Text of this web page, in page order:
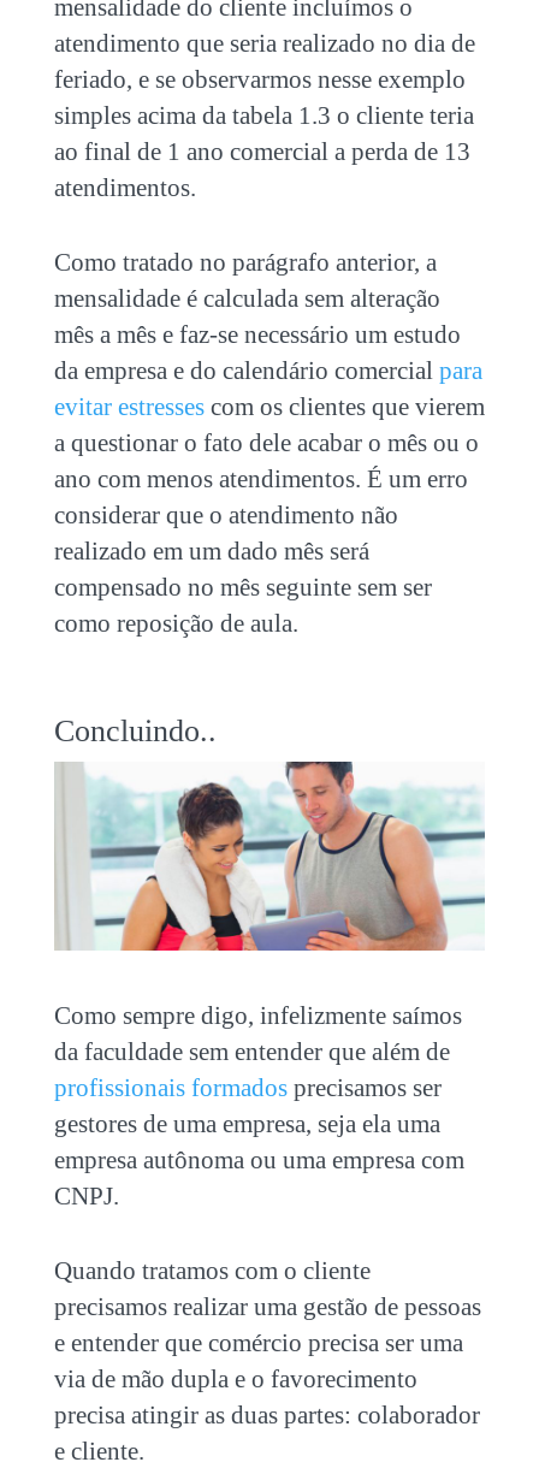
mensalidade do cliente incluímos o
atendimento que seria realizado no dia de
feriado, e se observarmos nesse exemplo
simples acima da tabela 1.3 o cliente teria
ao final de 1 ano comercial a perda de 13
atendimentos.
Como tratado no parágrafo anterior, a
mensalidade é calculada sem alteração
mês a mês e faz-se necessário um estudo
da empresa e do calendário comercial para
evitar estressescom os clientes que vierem
a questionar o fato dele acabar o mês ou o
ano com menos atendimentos. É um erro
considerar que o atendimento não
realizado em um dado mês será
compensado no mês seguinte sem ser
como reposição de aula.
Concluindo..
Como sempre digo, infelizmente saímos
da faculdade sem entender que além de
profissionais formadosprecisamos ser
gestores de uma empresa, seja ela uma
empresa autônoma ou uma empresa com
CNPJ.
Quando tratamos com o cliente
precisamos realizar uma gestão de pessoas
e entender que comércio precisa ser uma
via de mão dupla e o favorecimento
precisa atingir as duas partes: colaborador
e cliente.